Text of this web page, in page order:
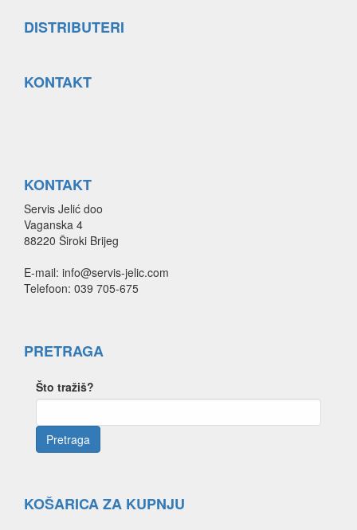
DISTRIBUTERI
KONTAKT
KONTAKT
Servis Jelić doo
Vaganska 4
88220 Široki Brijeg
E-mail: info@servis-jelic.com
Telefoon: 039 705-675
PRETRAGA
Što tražiš?
KOŠARICA ZA KUPNJU